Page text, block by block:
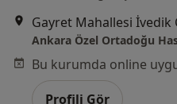
Ankara Özel Ortadoğu
Profili Gör